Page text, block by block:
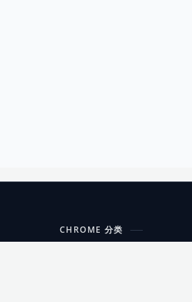
CHROME 分类